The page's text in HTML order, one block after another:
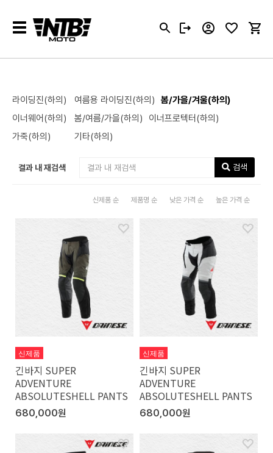
Toggle
navigation
라이딩진(하의) 여름용 라이딩진(하의)
봄/가을/겨울(하의)
이너웨어(하의)
봄/여름/가을(하의)
이너프로텍터(하의)
가죽(하의)
기타(하의)
결과 내 재검색 검색
신제품 순 제품명 순 낮은 가격 순 높은 가격 순
신제품
긴바지 SUPER
ADVENTURE
ABSOLUTESHELL PANTS
680,000원
신제품
긴바지 SUPER
ADVENTURE
ABSOLUTESHELL PANTS
680,000원